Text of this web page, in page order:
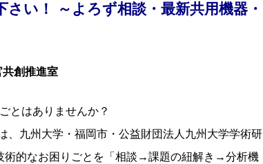
い！ ～よろず相談・最新共用機器・
共創推進室
とはありませんか？
九州大学・福岡市・公益財団法人九州大学学術研
術的なお困りごとを「相談→課題の紐解き→分析機